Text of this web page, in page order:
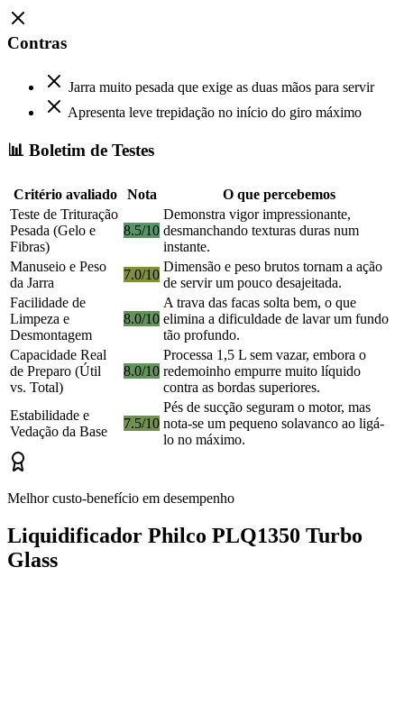
Contras
Jarra muito pesada que exige as duas mãos para servir
Apresenta leve trepidação no início do giro máximo
📊 Boletim de Testes
Critério avaliado Nota
O que percebemos
Teste de Trituração
Pesada (Gelo e
Fibras)
8.5/10
Demonstra vigor impressionante,
desmanchando texturas duras num
instante.
Manuseio e Peso
da Jarra
7.0/10
Dimensão e peso brutos tornam a ação
de servir um pouco desajeitada.
Facilidade de
Limpeza e
Desmontagem
8.0/10
A trava das facas solta bem, o que
elimina a dificuldade de lavar um fundo
tão profundo.
Capacidade Real
de Preparo (Útil
vs. Total)
8.0/10
Processa 1,5 L sem vazar, embora o
redemoinho empurre muito líquido
contra as bordas superiores.
Estabilidade e
Vedação da Base
7.5/10
Pés de sucção seguram o motor, mas
nota-se um pequeno solavanco ao ligá-
lo no máximo.
Melhor custo-benefício em desempenho
Liquidificador Philco PLQ1350 Turbo
Glass